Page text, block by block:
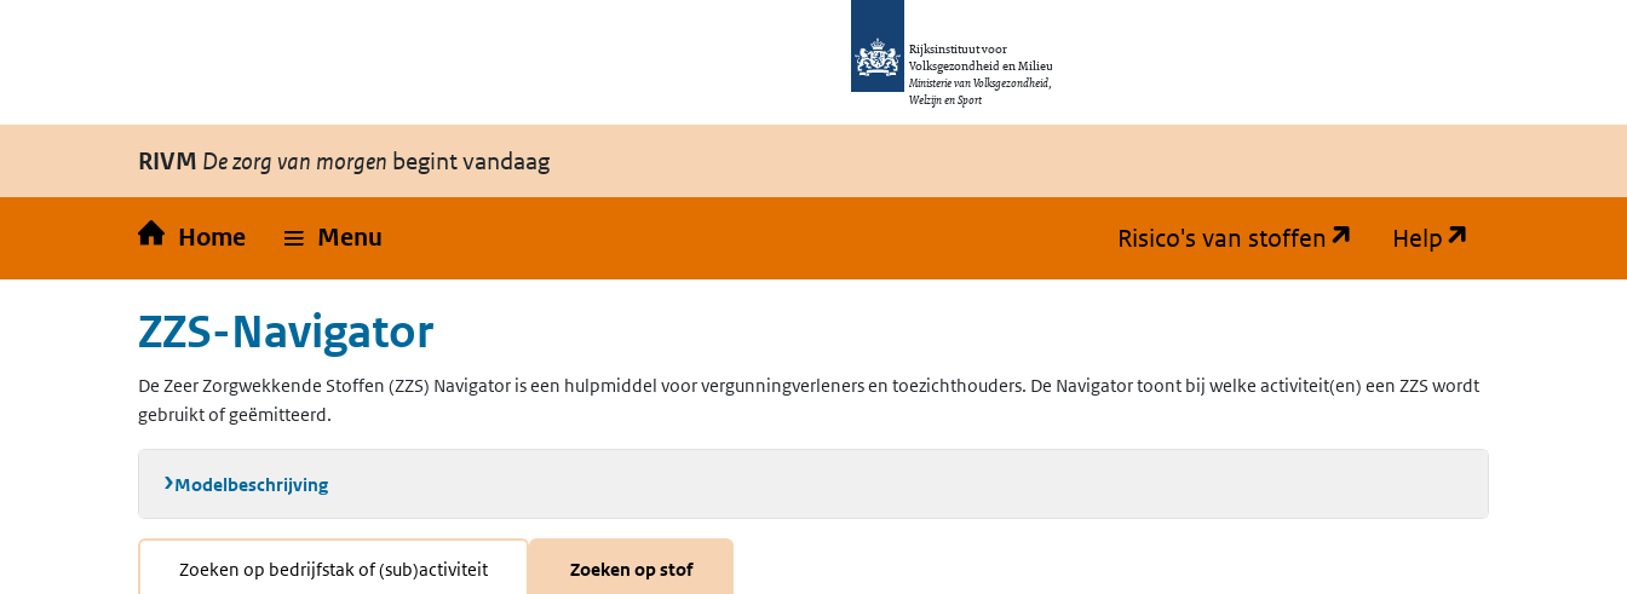
Rijksinstituut voor
Volksgezondheid en Milieu
Ministerie van Volksgezondheid,
Welzijn en Sport
RIVM De zorg van morgen begint vandaag
Home Menu Risico's van stoffen (opent in een nieuw
Help
ZZS-Navigator
De Zeer Zorgwekkende Stoffen (ZZS) Navigator is een hulpmiddel voor vergunningverleners en toezichthouders. De Navigator toont bij welke activiteit(en) een ZZS wordt
gebruikt of geëmitteerd.
Modelbeschrijving
Zoeken op bedrijfstak of (sub)activiteit Zoeken op stof